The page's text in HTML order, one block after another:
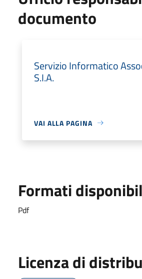
documento
Servizio Informatico
S.I.A.
VAI ALLA PAGINA
Formati
Pdf
Licenza di